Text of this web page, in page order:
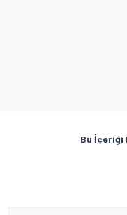
Bu İçeriği